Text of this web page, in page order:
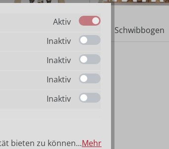
Schwibbogen
Aktiv
Inaktiv
Inaktiv
Inaktiv
Inaktiv
bieten zu können...Mehr